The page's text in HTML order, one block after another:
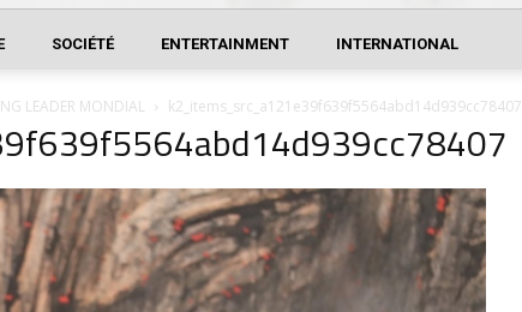
SOCIÉTÉ ENTERTAINMENT INTERNATIONAL
LEADER MONDIAL k2_items_src_a121e39f639f5564abd14d939cc78407